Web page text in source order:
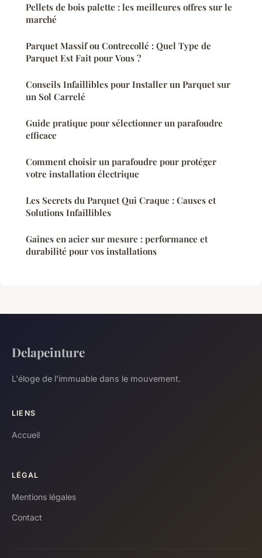
Pellets de bois palette : les meilleures offres sur le
marché
Parquet Massif ou Contrecollé : Quel Type de
Parquet Est Fait pour Vous ?
Conseils Infaillibles pour Installer un Parquet sur
un Sol Carrelé
Guide pratique pour sélectionner un parafoudre
efficace
Comment choisir un parafoudre pour protéger
votre installation électrique
Les Secrets du Parquet Qui Craque : Causes et
Solutions Infaillibles
Gaines en acier sur mesure : performance et
durabilité pour vos installations
Delapeinture
L'éloge de l'immuable dans le mouvement.
LIENS
Accueil
LÉGAL
Mentions légales
Contact